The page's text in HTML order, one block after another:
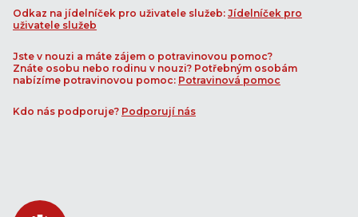
Odkaz na jídelníček pro uživatele služeb: Jídelníček pro
uživatele služeb
Jste v nouzi a máte zájem o potravinovou pomoc?
Znáte osobu nebo rodinu v nouzi? Potřebným osobám
nabízíme potravinovou pomoc: Potravinová pomoc
Kdo nás podporuje? Podporují nás